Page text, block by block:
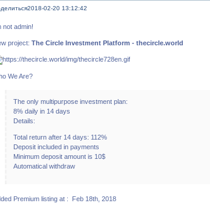
2018-02-20 13:12:42
not admin!
project:The Circle Investment Platform - thecircle.world
We Are?
The only multipurpose investment plan:
8% daily in 14 days
Details:
Total return after 14 days: 112%
Deposit included in payments
Minimum deposit amount is 10$
Automatical withdraw
Premium listing at : Feb 18th, 2018